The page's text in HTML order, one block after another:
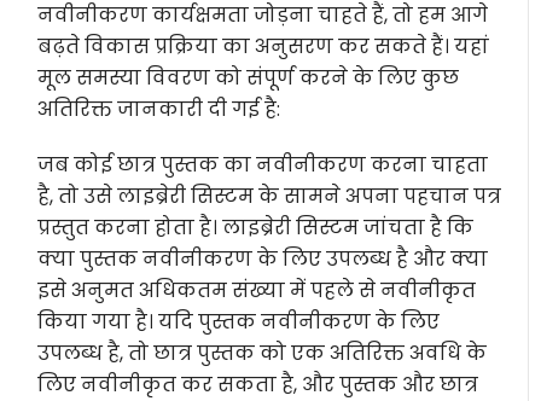
नवीनीकरण कार्यक्षमता जोड़ना चाहते हैं, तो हम आगे
बढ़ते विकास प्रक्रिया का अनुसरण कर सकते हैं। यहां
मूल समस्या विवरण को संपूर्ण करने के लिए कुछ
अतिरिक्त जानकारी दी गई है:
जब कोई छात्र पुस्तक का नवीनीकरण करना चाहता
है, तो उसे लाइब्रेरी सिस्टम के सामने अपना पहचान पत्र
प्रस्तुत करना होता है। लाइब्रेरी सिस्टम जांचता है कि
क्या पुस्तक नवीनीकरण के लिए उपलब्ध है और क्या
इसे अनुमत अधिकतम संख्या में पहले से नवीनीकृत
किया गया है। यदि पुस्तक नवीनीकरण के लिए
उपलब्ध है, तो छात्र पुस्तक को एक अतिरिक्त अवधि के
लिए नवीनीकृत कर सकता है, और पुस्तक और छात्र